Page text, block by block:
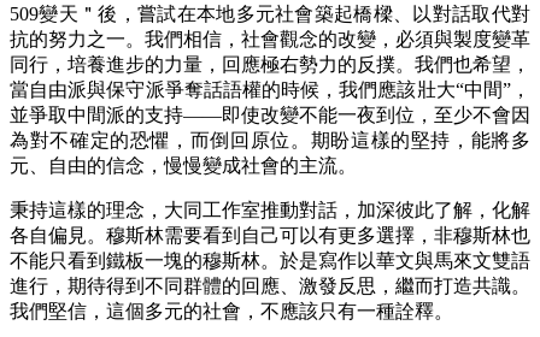
509變天＂後，嘗試在本地多元社會築起橋樑、以對話取代對
抗的努力之一。我們相信，社會觀念的改變，必須與製度變革
同行，培養進步的力量，回應極右勢力的反撲。我們也希望，
當自由派與保守派爭奪話語權的時候，我們應該壯大“中間”，
並爭取中間派的支持——即使改變不能一夜到位，至少不會因
為對不確定的恐懼，而倒回原位。期盼這樣的堅持，能將多
元、自由的信念，慢慢變成社會的主流。
秉持這樣的理念，大同工作室推動對話，加深彼此了解，化解
各自偏見。穆斯林需要看到自己可以有更多選擇，非穆斯林也
不能只看到鐵板一塊的穆斯林。於是寫作以華文與馬來文雙語
進行，期待得到不同群體的回應、激發反思，繼而打造共識。
我們堅信，這個多元的社會，不應該只有一種詮釋。